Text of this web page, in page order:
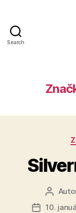
Search
Autor
článku
Dátum
10.